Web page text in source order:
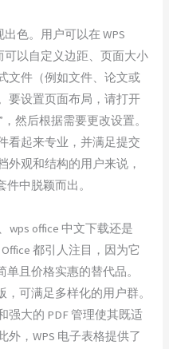
色。用户可以在 WPS
可以自定义边距、页面大小
文件（例如文件、论文或
要设置页面布局，请打开
然后根据需要更改设置。
看起来专业，并满足提交
外观和结构的用户来说，
件中脱颖而出。
wps office 中文下载还是
都引人注目，因为它
单且价格实惠的替代品。
，可满足多样化的用户群。
强大的 PDF 管理使其既适
，WPS 电子表格提供了